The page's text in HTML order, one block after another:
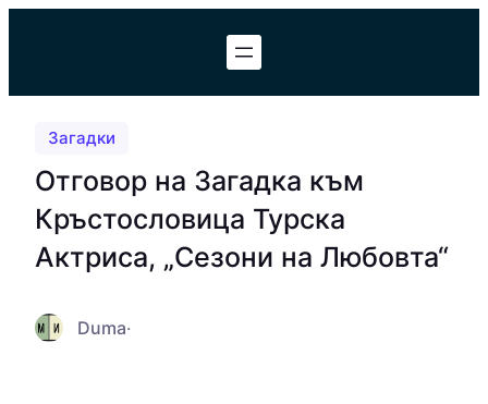
Загадки
Отговор на Загадка към
Кръстословица Турска
Актриса, „Сезони на Любовта“
Duma·